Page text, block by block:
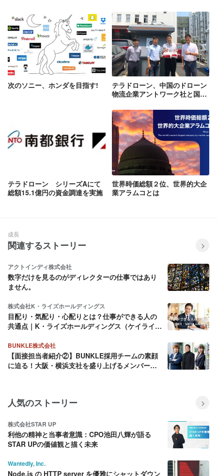
次のソニー、ホンダを目指す!
テラドローン、中国のドローン
物流企業アントワーク社と国内
内にてドローン物流システムを
販売開始
テラドローン シリーズAにて
総額15.1億円の資金調達を実施
世界時価総額２位、世界的大企
業アラムコとは
成長
関連するストーリー
アクトインディ株式会社
数字だけを見るのがディレクターの仕事ではあり
ません。
株式会社K・ライズホールディングス
目配り・気配り・心配りとは？仕事ができる人の
共通点｜K・ライズホールディングス（ケイライ
BUNKLE株式会社
【面接担当者紹介②】BUNKLE採用チームの素顔
に迫る！大阪・横浜支社を盛り上げるメンバーを
人気のストーリー
株式会社STAR UP
利他の精神と当事者意識：CPO池田八輝が語る
STAR UPの価値観と描く未来
Wantedly, Inc.
Node.js の HTTP server を優雅にシャットダウン